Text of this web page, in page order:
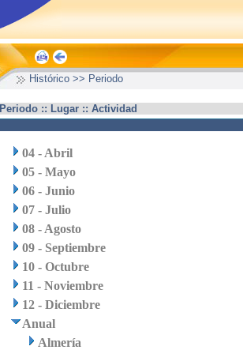
Histórico >> Periodo
Periodo :: Lugar :: Actividad
04 - Abril
05 - Mayo
06 - Junio
07 - Julio
08 - Agosto
09 - Septiembre
10 - Octubre
11 - Noviembre
12 - Diciembre
Anual
Almería